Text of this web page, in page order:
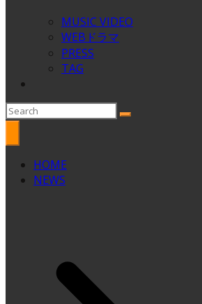
MUSIC VIDEO
WEBドラマ
PRESS
TAG
HOME
NEWS